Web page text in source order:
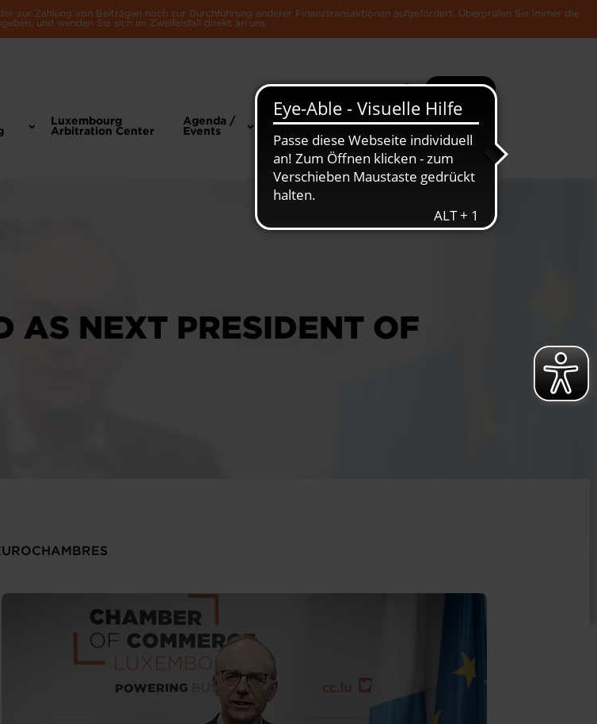
zur Zahlung von Beiträgen noch zur Durchführung anderer Finanztransaktionen aufgefordert. Überprüfen Sie immer die
und wenden Sie sich im Zweifelsfall direkt an uns.
Suche Mehr
Luxembourg
Arbitration Center
Agenda /
Events
News &
Die Luxemburger
AS NEXT PRESIDENT OF